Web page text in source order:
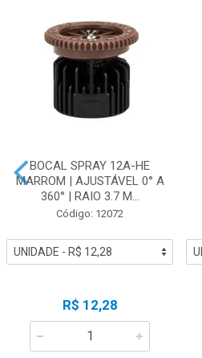
BOCAL SPRAY 12A-HE
MARROM | AJUSTÁVEL 0° A
360° | RAIO 3.7 M...
Código: 12072
R$ 12,28